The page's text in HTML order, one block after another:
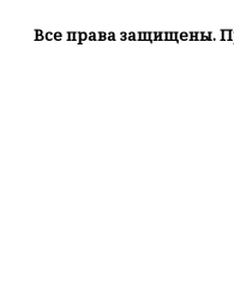
Все права защищены.